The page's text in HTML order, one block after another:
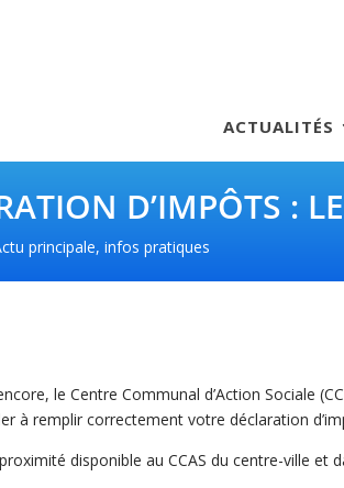
ACTUALITÉS
D’IMPÔTS :
principale, infos pratiques
le Centre Communal d’Action Sociale
à remplir correctement votre déclaration
disponible au CCAS du centre-ville et